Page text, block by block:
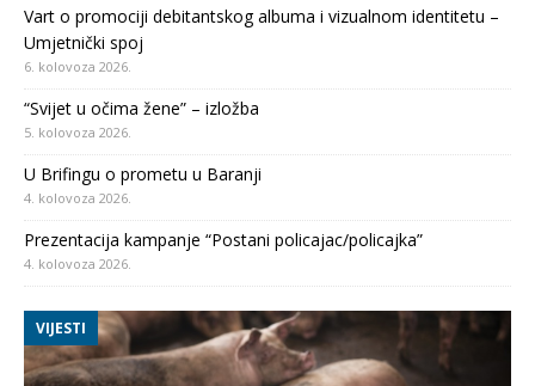
Vart o promociji debitantskog albuma i vizualnom identitetu –
Umjetnički spoj
6. kolovoza 2026.
“Svijet u očima žene” – izložba
5. kolovoza 2026.
U Brifingu o prometu u Baranji
4. kolovoza 2026.
Prezentacija kampanje “Postani policajac/policajka”
4. kolovoza 2026.
VIJESTI